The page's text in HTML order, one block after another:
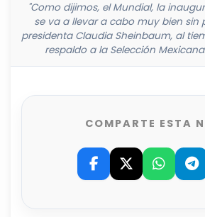
"Como dijimos, el Mundial, la
se va a llevar a cabo muy bien sin
presidenta Claudia Sheinbaum, al
respaldo a la Selección
COMPARTE ESTA